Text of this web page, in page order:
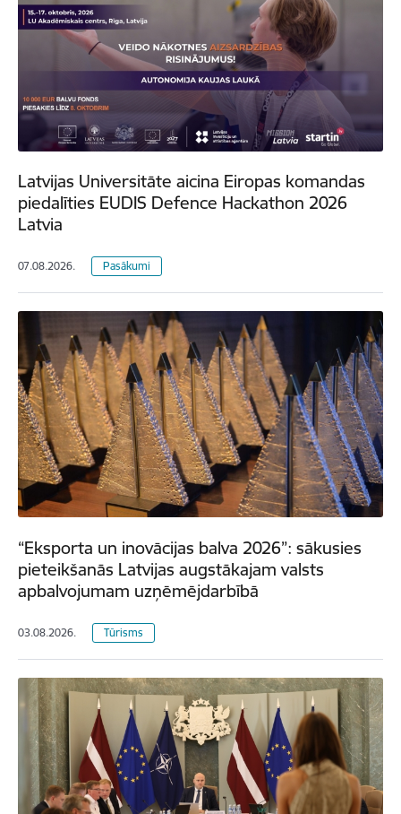
Latvijas Universitāte aicina Eiropas komandas
piedalīties EUDIS Defence Hackathon 2026
Latvia
07.08.2026. Pasākumi
“Eksporta un inovācijas balva 2026”: sākusies
pieteikšanās Latvijas augstākajam valsts
apbalvojumam uzņēmējdarbībā
03.08.2026. Tūrisms